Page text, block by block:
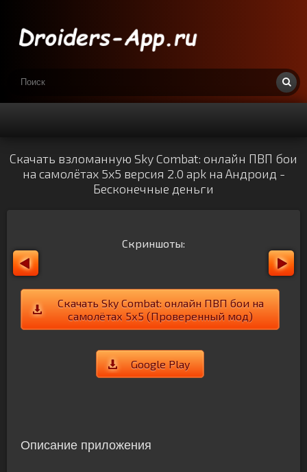
Скачать взломанную Sky Combat: онлайн ПВП бои
на самолётах 5х5 версия 2.0 apk на Андроид -
Бесконечные деньги
Скриншоты:
Скачать Sky Combat: онлайн ПВП бои на
самолётах 5х5 (Проверенный мод)
Google Play
Описание приложения